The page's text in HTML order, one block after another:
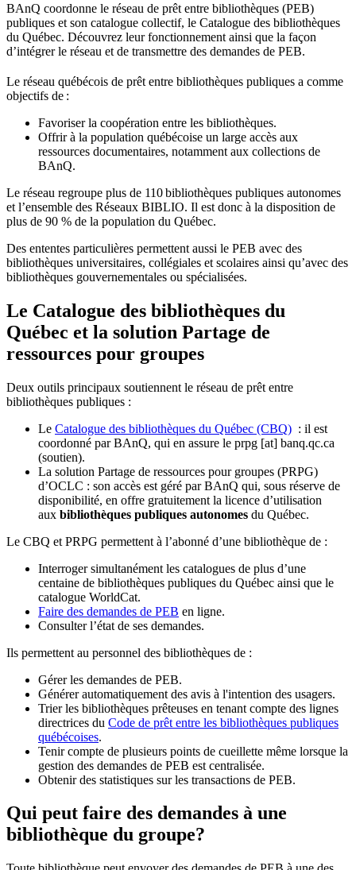
BAnQ coordonne le réseau de prêt entre bibliothèques (PEB)
publiques et son catalogue collectif, le Catalogue des bibliothèques
du Québec. Découvrez leur fonctionnement ainsi que la façon
d’intégrer le réseau et de transmettre des demandes de PEB.
Le réseau québécois de prêt entre bibliothèques publiques a comme
objectifs de :
Favoriser la coopération entre les bibliothèques.
Offrir à la population québécoise un large accès aux
ressources documentaires, notamment aux collections de
BAnQ.
Le réseau regroupe plus de 110bibliothèques publiques autonomes
et l’ensemble des Réseaux BIBLIO. Il est donc à la disposition de
plus de 90 % de la population du Québec.
Des ententes particulières permettent aussi le PEB avec des
bibliothèques universitaires, collégiales et scolaires ainsi qu’avec des
bibliothèques gouvernementales ou spécialisées.
Le Catalogue des bibliothèques du
Québec et la solution Partage de
ressources pour groupes
Deux outils principaux soutiennent le réseau de prêt entre
bibliothèques publiques :
Le Catalogue des bibliothèques du Québec (CBQ) : il est
coordonné par BAnQ, qui en assure le prpg [at] banq.qc.ca
(soutien).
La solution Partage de ressources pour groupes (PRPG)
d’OCLC : son accès est géré par BAnQ qui, sous réserve de
disponibilité, en offre gratuitement la licence d’utilisation
aux bibliothèques publiques autonomes du Québec.
Le CBQ et PRPG permettent à l’abonné d’une bibliothèque de :
Interroger simultanément les catalogues de plus d’une
centaine de bibliothèques publiques du Québec ainsi que le
catalogue WorldCat.
Faire des demandes de PEB en ligne.
Consulter l’état de ses demandes.
Ils permettent au personnel des bibliothèques de :
Gérer les demandes de PEB.
Générer automatiquement des avis à l'intention des usagers.
Trier les bibliothèques prêteuses en tenant compte des lignes
directrices du Code de prêt entre les bibliothèques publiques
québécoises.
Tenir compte de plusieurs points de cueillette même lorsque la
gestion des demandes de PEB est centralisée.
Obtenir des statistiques sur les transactions de PEB.
Qui peut faire des demandes à une
bibliothèque du groupe?